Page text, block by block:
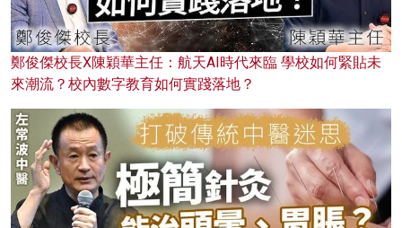
鄭俊傑校長X陳穎華主任：航天AI時代來臨 學校如何緊貼未
來潮流？校內數字教育如何實踐落地？